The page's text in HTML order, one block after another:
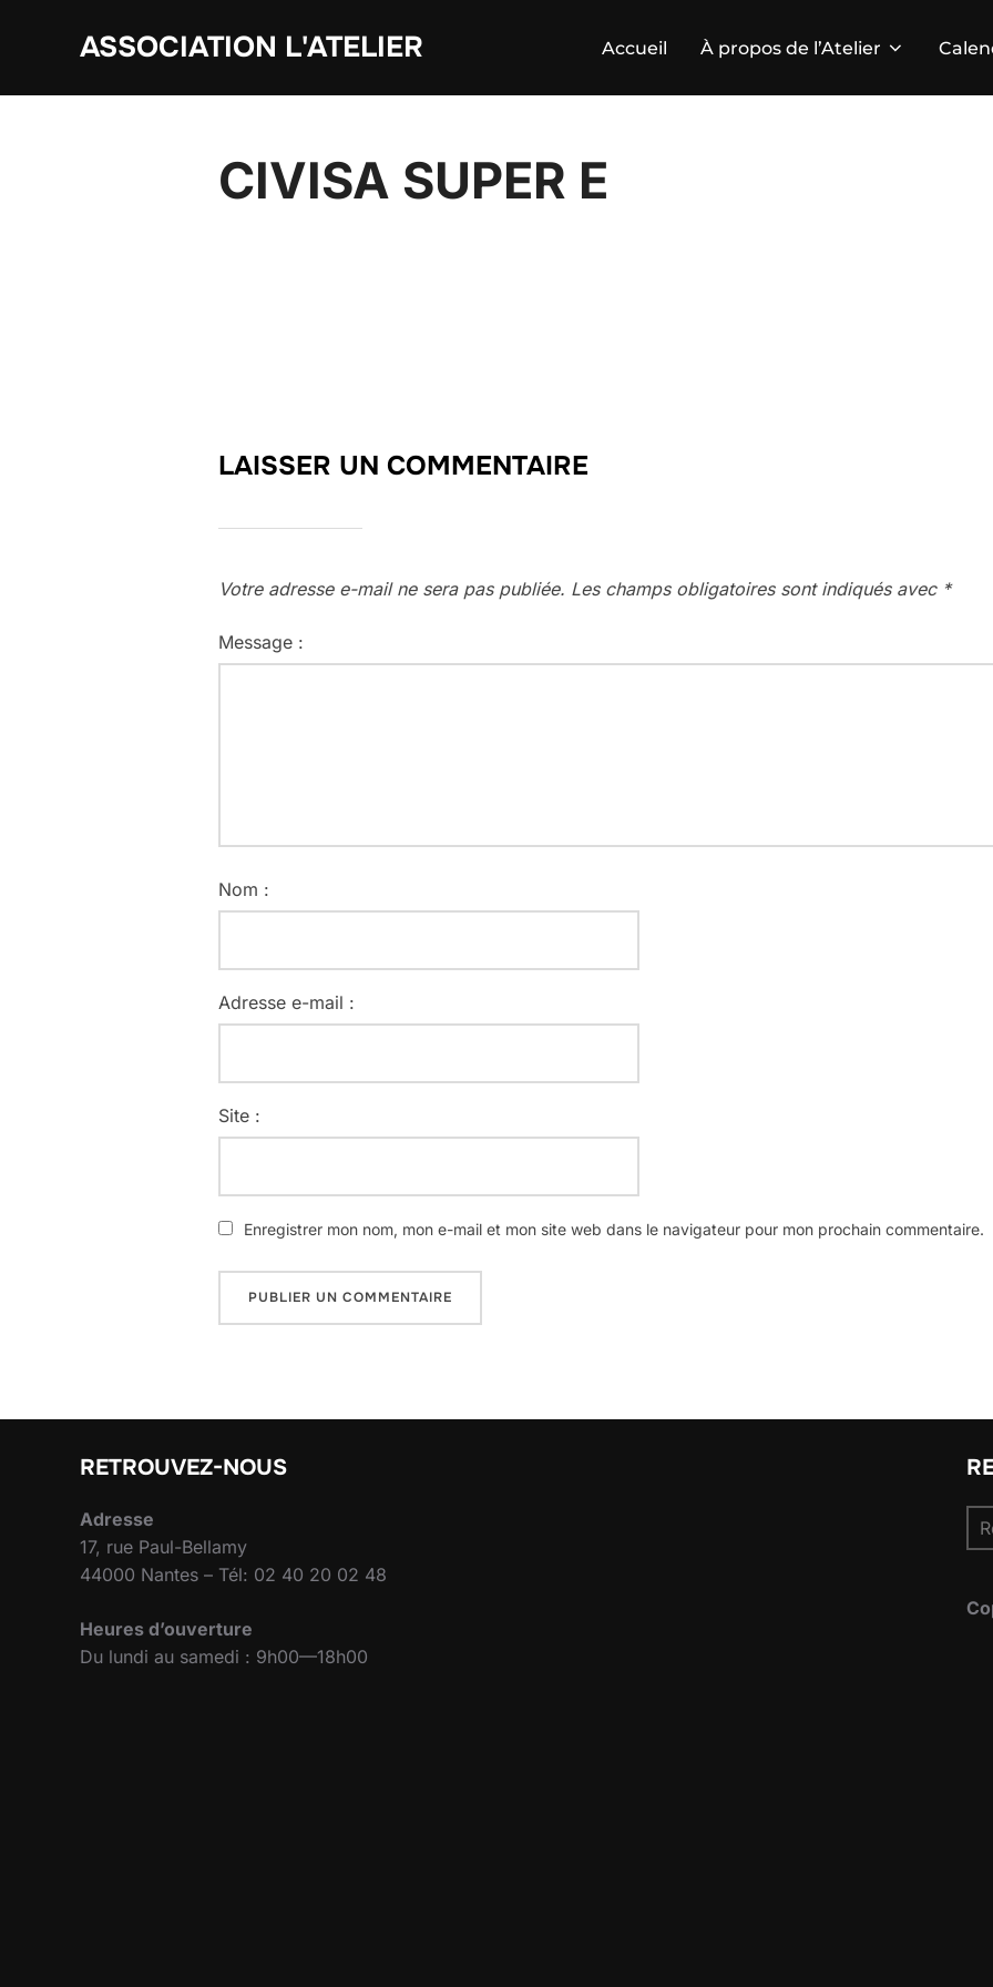
ASSOCIATION L'ATELIER Accueil À propos de l’Atelier
CIVISA SUPER E
LAISSER UN COMMENTAIRE
Votre adresse e-mail ne sera pas publiée. Les champs obligatoires sont indiqués avec *
Message :
Nom :
Adresse e-mail :
Site :
Enregistrer mon nom, mon e-mail et mon site web dans le navigateur pour mon prochain commentaire.
RETROUVEZ-NOUS
Adresse
17, rue Paul-Bellamy
44000 Nantes – Tél: 02 40 20 02 48
Heures d’ouverture
Du lundi au samedi : 9h00—18h00